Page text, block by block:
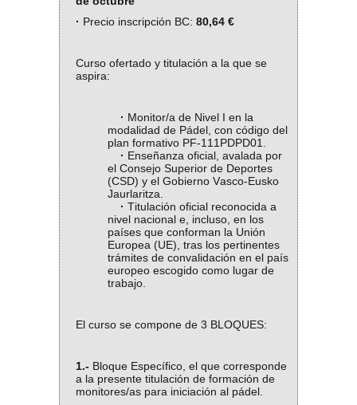
· Precio inscripción BC: 80,64 €
Curso ofertado y titulación a la que se
aspira:
· Monitor/a de Nivel I en la
modalidad de Pádel, con código del
plan formativo PF-111PDPD01.
· Enseñanza oficial, avalada por
el Consejo Superior de Deportes
(CSD) y el Gobierno Vasco-Eusko
Jaurlaritza.
· Titulación oficial reconocida a
nivel nacional e, incluso, en los
países que conforman la Unión
Europea (UE), tras los pertinentes
trámites de convalidación en el país
europeo escogido como lugar de
trabajo.
El curso se compone de 3 BLOQUES:
1.- Bloque Específico, el que corresponde
a la presente titulación de formación de
monitores/as para iniciación al pádel.